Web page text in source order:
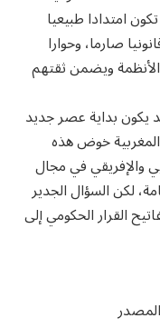
امتدادا طبيعيا
صارما، وحوارا
ويضمن ثقتهم
يكون بداية عصر جديد
المغربية خوض هذه
والإفريقي في مجال
لكن السؤال الجدير
القرار الحكومي إلى